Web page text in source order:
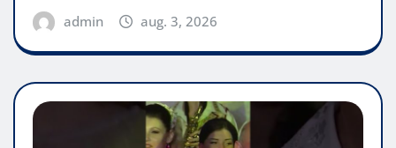
admin aug. 3, 2026